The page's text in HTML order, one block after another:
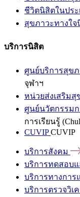
ชีวิตนิสิตในประ
สุขภาวะทางใจ
บริการนิสิต
ศูนย์บริการสุข
จุฬาฯ
หน่วยส่งเสริม
ศูนย์นวัตกรรมก
การเรียนรู้
CUVIPCUVIP
บริการสังคม
บริการทดสอบ
บริการทางการ
บริการตรวจวิ